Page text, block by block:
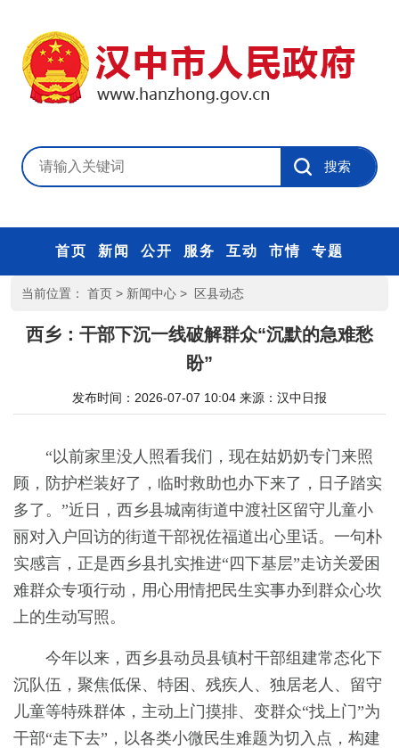
首页 新闻 公开 服务 互动 市情 专题
当前位置： 首页 > 新闻中心 > 区县动态
西乡：干部下沉一线破解群众“沉默的急难愁
盼”
发布时间：2026-07-07 10:04 来源： 汉中日报
“以前家里没人照看我们，现在姑奶奶专门来照
顾，防护栏装好了，临时救助也办下来了，日子踏实
多了。”近日，西乡县城南街道中渡社区留守儿童小
丽对入户回访的街道干部祝佐福道出心里话。一句朴
实感言，正是西乡县扎实推进“四下基层”走访关爱困
难群众专项行动，用心用情把民生实事办到群众心坎
上的生动写照。
今年以来，西乡县动员县镇村干部组建常态化下
沉队伍，聚焦低保、特困、残疾人、独居老人、留守
儿童等特殊群体，主动上门摸排、变群众“找上门”为
干部“走下去”，以各类小微民生难题为切入点，构建